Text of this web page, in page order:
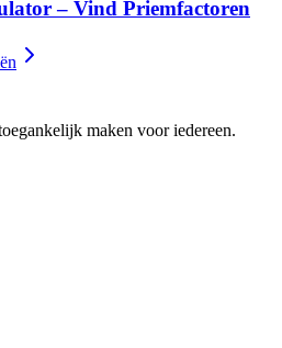
– Vind Priemfactoren
maken voor iedereen.